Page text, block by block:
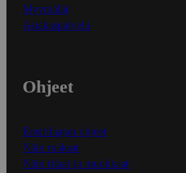
Myymälät
Asiakaspalvelu
Ohjeet
Ensitilaajan ohjeet
Näin maksat
Näin tilaat ja muokkaat